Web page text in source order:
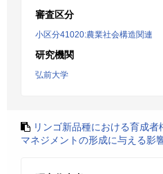
審査区分
小区分41020:農業社会構造関連
研究機関
弘前大学
リンゴ新品種における育成
マネジメントの形成に与える影